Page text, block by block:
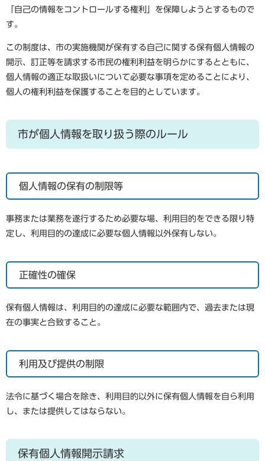
「自己の情報をコントロールする権利」を保障しようとするもので
す。
この制度は、市の実施機関が保有する自己に関する保有個人情報の
開示、訂正等を請求する市民の権利利益を明らかにするとともに、
個人情報の適正な取扱いについて必要な事項を定めることにより、
個人の権利利益を保護することを目的としています。
市が個人情報を取り扱う際のルール
個人情報の保有の制限等
事務または業務を遂行するため必要な場、利用目的をできる限り特
定し、利用目的の達成に必要な個人情報以外保有しない。
正確性の確保
保有個人情報は、利用目的の達成に必要な範囲内で、過去または現
在の事実と合致すること。
利用及び提供の制限
法令に基づく場合を除き、利用目的以外に保有個人情報を自ら利用
し、または提供してはならない。
保有個人情報開示請求